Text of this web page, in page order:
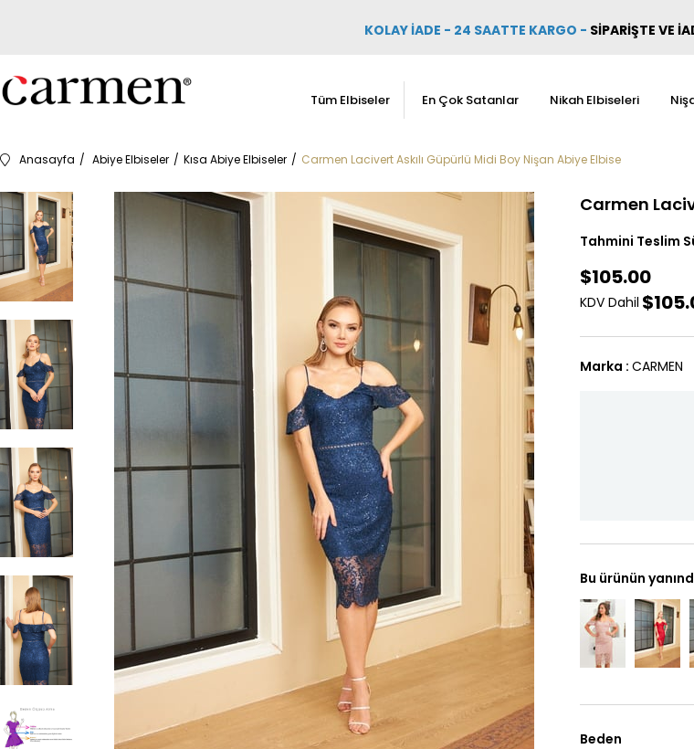
KOLAY İADE - 24 SAATTE KARGO - SİPARİŞTE VE
Tüm Elbiseler En Çok Satanlar Nikah Elbiseleri
Anasayfa Abiye Elbiseler Kısa Abiye Elbiseler Carmen Lacivert Askılı Güpürlü Midi Boy Nişan Abiye Elbise
Carmen
Tahmini Teslim
$105.00
KDV Dahil
Marka : CARMEN
Bu ürünün
Beden